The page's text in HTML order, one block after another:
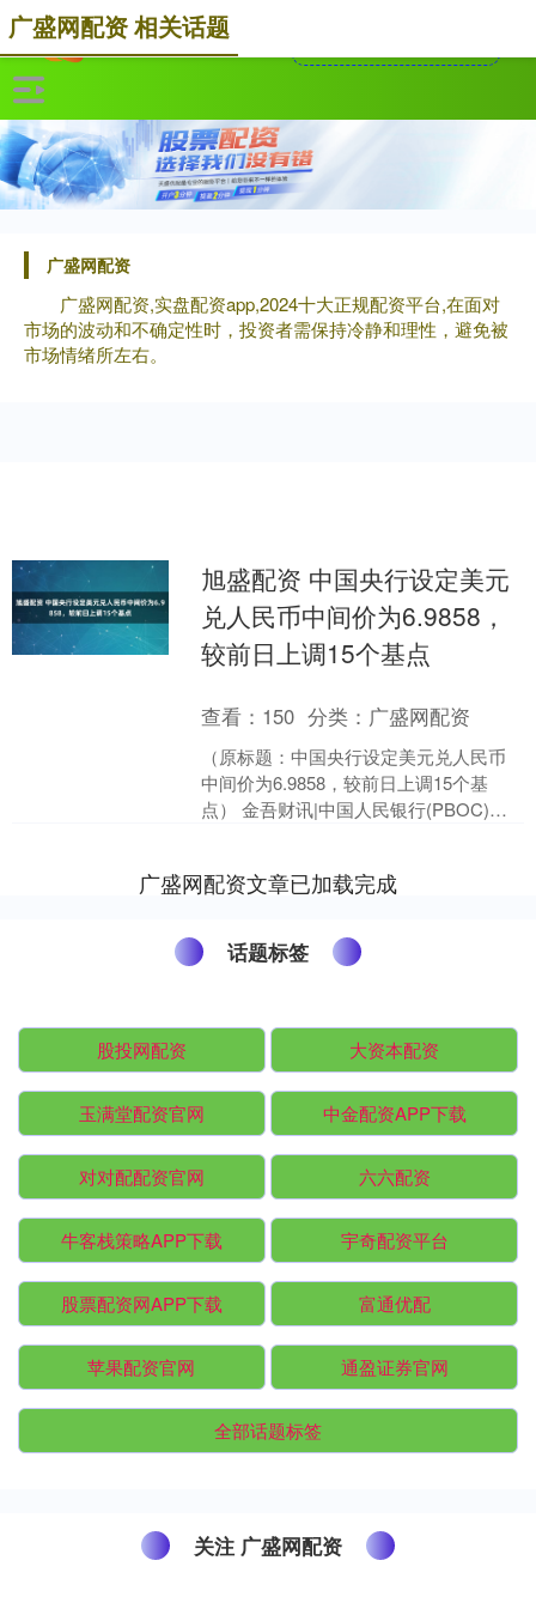
广盛网配资
广盛网配资,实盘配资app,2024十大正规配资平台,在面对
市场的波动和不确定性时，投资者需保持冷静和理性，避免被
市场情绪所左右。
广盛网配资 相关话题
旭盛配资 中国央行设定美元
兑人民币中间价为6.9858，
较前日上调15个基点
查看： 150 分类： 广盛网配资
（原标题：中国央行设定美元兑人民币
中间价为6.9858，较前日上调15个基
点） 金吾财讯|中国人民银行(PBOC)周
广盛网配资文章已加载完成
话题标签
股投网配资 大资本配资
玉满堂配资官网 中金配资APP下载
对对配配资官网 六六配资
牛客栈策略APP下载 宇奇配资平台
股票配资网APP下载 富通优配
苹果配资官网 通盈证券官网
全部话题标签
关注 广盛网配资